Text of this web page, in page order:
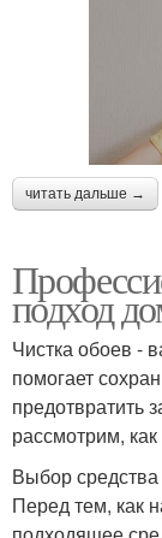
читать дальше →
подход
Чистка обоев -
помогает
предотвратить
рассмотрим,
Выбор средства
Перед тем, как